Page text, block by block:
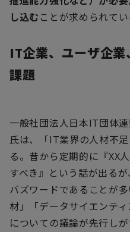
し込むことが求められてい
IT企業、ユーザ企
課題
一般社団法人日本IT団体
氏は、「IT業界の人材不
る。昔から定期的に『XX
すべき』という話が出る
バズワードであることが
材」「データサイエンテ
についての議論が先行し